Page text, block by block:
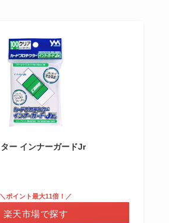
ー インナーガードJr
＼ポイント最大11倍！／
楽天市場で探す